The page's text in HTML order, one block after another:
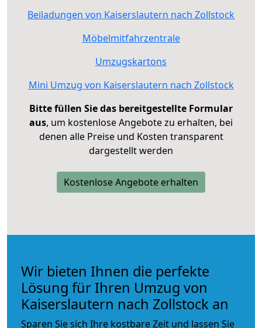
Beiladungen von Kaiserslautern nach Zollstock
Möbelmitfahrzentrale
Umzugskartons
Mini Umzug von Kaiserslautern nach Zollstock
Bitte füllen Sie das bereitgestellte Formular
aus, um kostenlose Angebote zu erhalten, bei
denen alle Preise und Kosten transparent
dargestellt werden
Kostenlose Angebote erhalten
Wir bieten Ihnen die perfekte
Lösung für Ihren Umzug von
Kaiserslautern nach Zollstock an
Sparen Sie sich Ihre kostbare Zeit und lassen Sie